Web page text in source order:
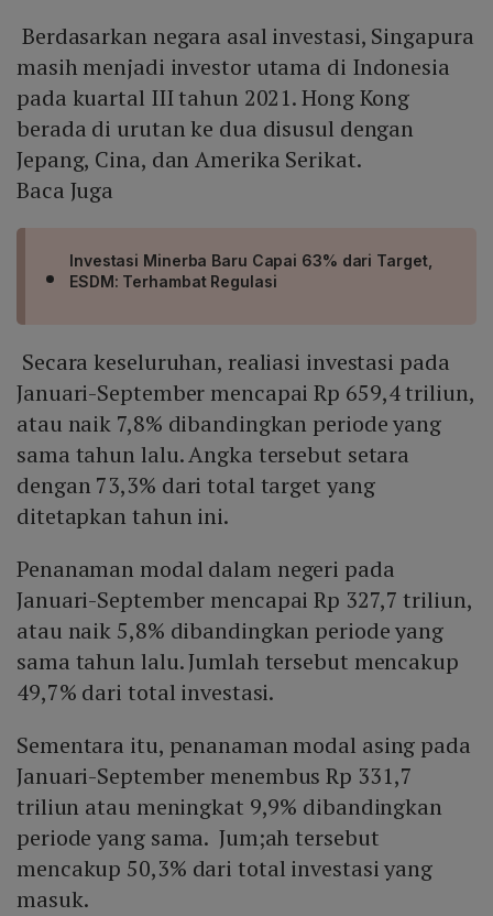
Berdasarkan negara asal investasi, Singapura
masih menjadi investor utama di Indonesia
pada kuartal III tahun 2021. Hong Kong
berada di urutan ke dua disusul dengan
Jepang, Cina, dan Amerika Serikat.
Baca Juga
Investasi Minerba Baru Capai 63% dari Target,
ESDM: Terhambat Regulasi
Secara keseluruhan, realiasi investasi pada
Januari-September mencapai Rp 659,4 triliun,
atau naik 7,8% dibandingkan periode yang
sama tahun lalu. Angka tersebut setara
dengan 73,3% dari total target yang
ditetapkan tahun ini.
Penanaman modal dalam negeri pada
Januari-September mencapai Rp 327,7 triliun,
atau naik 5,8% dibandingkan periode yang
sama tahun lalu. Jumlah tersebut mencakup
49,7% dari total investasi.
Sementara itu, penanaman modal asing pada
Januari-September menembus Rp 331,7
triliun atau meningkat 9,9% dibandingkan
periode yang sama. Jum;ah tersebut
mencakup 50,3% dari total investasi yang
masuk.